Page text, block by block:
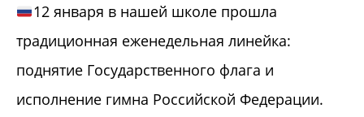
12 января в нашей школе прошла
традиционная еженедельная линейка:
поднятие Государственного флага и
исполнение гимна Российской Федерации.